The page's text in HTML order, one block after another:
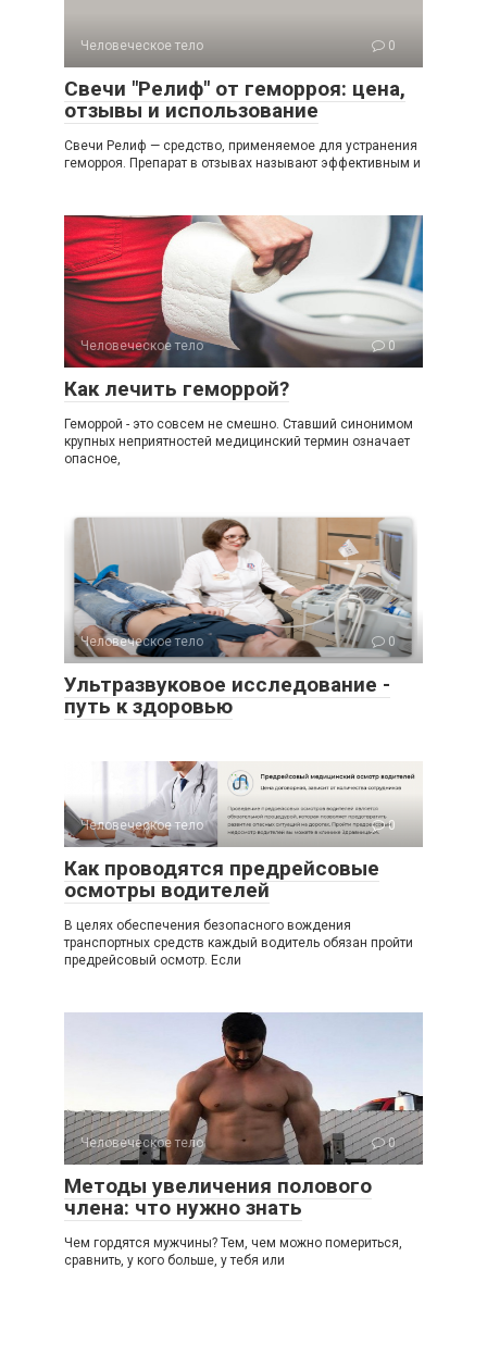
Человеческое тело 0
Свечи "Релиф" от геморроя: цена,
отзывы и использование
Свечи Релиф — средство, применяемое для устранения
геморроя. Препарат в отзывах называют эффективным и
Человеческое тело 0
Как лечить геморрой?
Геморрой - это совсем не смешно. Ставший синонимом
крупных неприятностей медицинский термин означает
опасное,
Человеческое тело 0
Ультразвуковое исследование -
путь к здоровью
Человеческое тело 0
Как проводятся предрейсовые
осмотры водителей
В целях обеспечения безопасного вождения
транспортных средств каждый водитель обязан пройти
предрейсовый осмотр. Если
Человеческое тело 0
Методы увеличения полового
члена: что нужно знать
Чем гордятся мужчины? Тем, чем можно помериться,
сравнить, у кого больше, у тебя или